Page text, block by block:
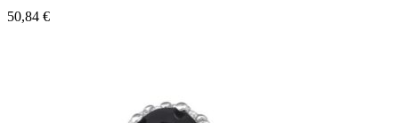
50,84 €